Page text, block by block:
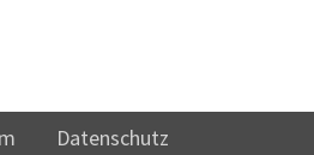
Datenschutz